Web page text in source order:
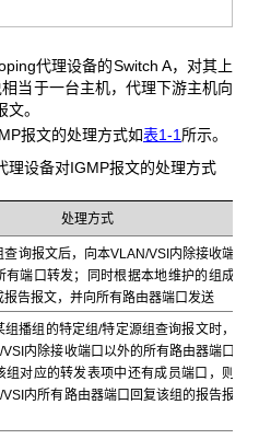
代理设备的Switch A，对其上
当于一台主机，代理下游主机向
。
报文的处理方式如表1-1 所示。
理设备对IGMP报文的处理方式
处理方式
查询报文后，向本VLAN/VSI内除接收端
有端口转发；同时根据本地维护的组成
报告报文，并向所有路由器端口发送
组播组的特定组/特定源组查询报文时，
内除接收端口以外的所有路由器端口
组对应的转发表项中还有成员端口，则
内所有路由器端口回复该组的报告报